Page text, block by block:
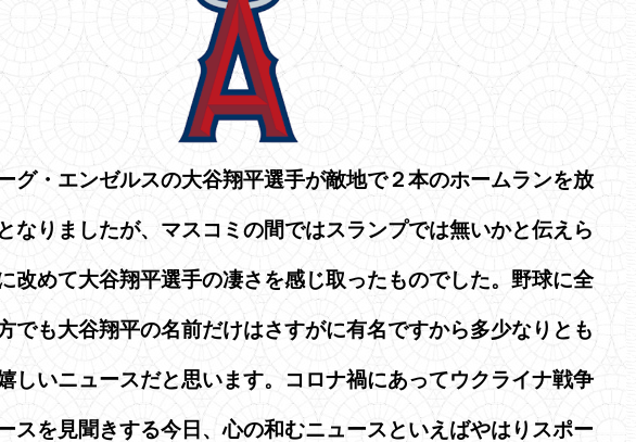
グ・エンゼルスの大谷翔平選手が敵地で２本のホームランを放
なりましたが、マスコミの間ではスランプでは無いかと伝えら
改めて大谷翔平選手の凄さを感じ取ったものでした。野球に全
でも大谷翔平の名前だけはさすがに有名ですから多少なりとも
しいニュースだと思います。コロナ禍にあってウクライナ戦争
スを見聞きする今日、心の和むニュースといえばやはりスポー